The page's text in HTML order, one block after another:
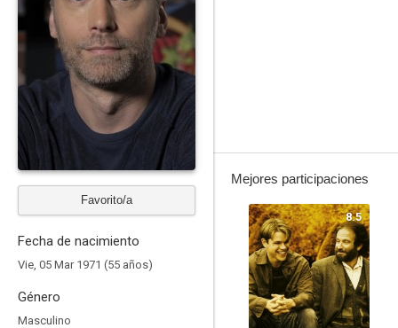
Favorito/a
Fecha de nacimiento
Vie, 05 Mar 1971 (55 años)
Género
Masculino
Mejores participaciones
8.5